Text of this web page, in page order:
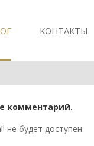
КОНТАКТЫ
комментарий.
не будет доступен.